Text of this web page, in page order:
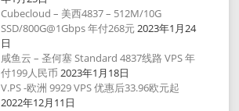
Cubecloud – 美西4837 – 512M/10G
SSD/800G@1Gbps 年付268元2023年1月24
日
咸鱼云 – 圣何塞 Standard 4837线路 VPS 年
付199人民币 2023年1月18日
V.PS -欧洲 9929 VPS 优惠后33.96欧元起
2022年12月11日